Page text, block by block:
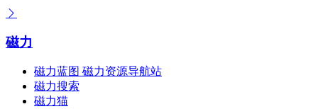
磁力
磁力蓝图 磁力资源导航站
磁力搜索
磁力猫